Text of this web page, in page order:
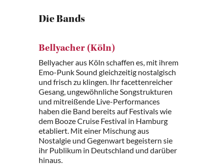
Die Bands
Bellyacher (Köln)
Bellyacher aus Köln schaffen es, mit ihrem
Emo-Punk Sound gleichzeitig nostalgisch
und frisch zu klingen. Ihr facettenreicher
Gesang, ungewöhnliche Songstrukturen
und mitreißende Live-Performances
haben die Band bereits auf Festivals wie
dem Booze Cruise Festival in Hamburg
etabliert. Mit einer Mischung aus
Nostalgie und Gegenwart begeistern sie
ihr Publikum in Deutschland und darüber
hinaus.